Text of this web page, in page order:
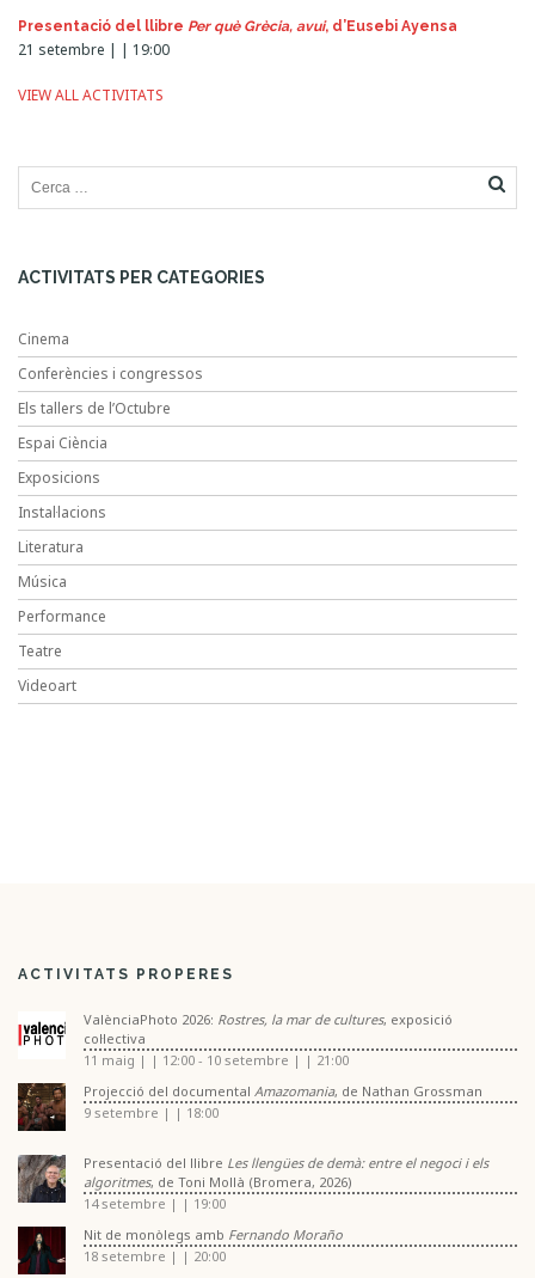
Presentació del llibre Per què Grècia, avui, d’Eusebi Ayensa
21 setembre | | 19:00
VIEW ALL ACTIVITATS
ACTIVITATS PER CATEGORIES
Cinema
Conferències i congressos
Els tallers de l’Octubre
Espai Ciència
Exposicions
Instal·lacions
Literatura
Música
Performance
Teatre
Videoart
ACTIVITATS PROPERES
ValènciaPhoto 2026: Rostres, la mar de cultures, exposició
col·lectiva
11 maig | | 12:00 - 10 setembre | | 21:00
Projecció del documental Amazomania, de Nathan Grossman
9 setembre | | 18:00
Presentació del llibre Les llengües de demà: entre el negoci i els
algoritmes, de Toni Mollà (Bromera, 2026)
14 setembre | | 19:00
Nit de monòlegs amb Fernando Moraño
18 setembre | | 20:00